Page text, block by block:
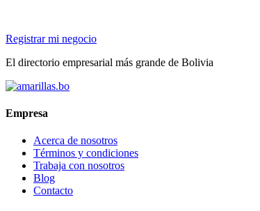
Registrar mi negocio
El directorio empresarial más grande de Bolivia
Empresa
Acerca de nosotros
Términos y condiciones
Trabaja con nosotros
Blog
Contacto